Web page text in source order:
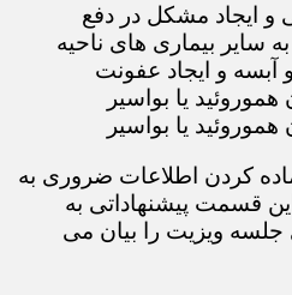
و ایجاد مشکل در دفع
به سایر بیماری های ناحیه
آبسه و ایجاد عفونت
یا بواسیر
یا بواسیر
کردن اطلاعات ضروری به
قسمت پیشنهاداتی به
جلسه ویزیت را بیان می